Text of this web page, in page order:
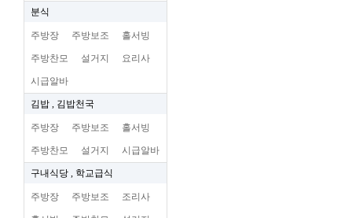
분식
주방장 주방보조 홀서빙
주방찬모 설거지 요리사
시급알바
김밥 , 김밥천국
주방장 주방보조 홀서빙
주방찬모 설거지 시급알바
구내식당 , 학교급식
주방장 주방보조 조리사